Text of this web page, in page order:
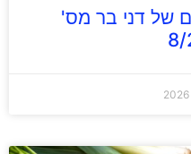
של דני בר מס'
8/